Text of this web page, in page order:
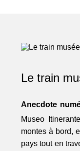
Le train
Anecdote
Museo
montes à bord,
pays tout en